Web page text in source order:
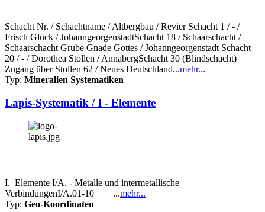
Schacht Nr. / Schachtname / Altbergbau / Revier Schacht 1 / - /
Frisch Glück / JohanngeorgenstadtSchacht 18 / Schaarschacht /
Schaarschacht Grube Gnade Gottes / Johanngeorgenstadt Schacht
20 / - / Dorothea Stollen / AnnabergSchacht 30 (Blindschacht)
Zugang über Stollen 62 / Neues Deutschland...mehr...
Typ: Mineralien Systematiken
Lapis-Systematik / I - Elemente
I. Elemente I/A. - Metalle und intermetallische
VerbindungenI/A.01-10 ...mehr...
Typ: Geo-Koordinaten